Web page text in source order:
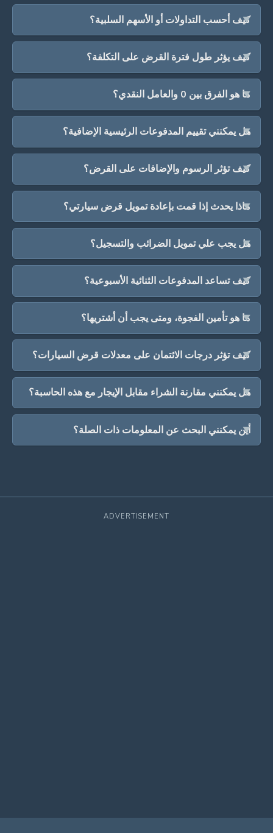
كيف أحسب التداولات أو الأسهم السلبية؟
كيف يؤثر طول فترة القرض على التكلفة؟
ما هو الفرق بين 0 والعامل النقدي؟
هل يمكنني تقييم المدفوعات الرئيسية الإضافية؟
كيف تؤثر الرسوم والإضافات على القرض؟
ماذا يحدث إذا قمت بإعادة تمويل قرض سيارتي؟
هل يجب علي تمويل الضرائب والتسجيل؟
كيف تساعد المدفوعات الثنائية الأسبوعية؟
ما هو تأمين الفجوة، ومتى يجب أن أشتريها؟
كيف تؤثر درجات الائتمان على معدلات قرض السيارات؟
هل يمكنني مقارنة الشراء مقابل الإيجار مع هذه الحاسبة؟
أين يمكنني البحث عن المعلومات ذات الصلة؟
ADVERTISEMENT